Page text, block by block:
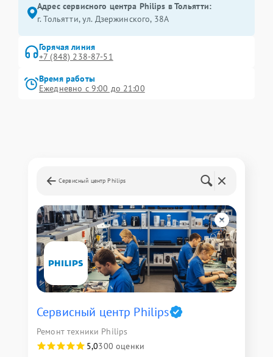
Адрес сервисного центра Philips в Тольятти:
г. Тольятти, ул. Дзержинского, 38А
Горячая линия
+7 (848) 238-87-51
Время работы
Ежедневно с 9:00 до 21:00
Сервисный центр Philips
Сервисный центр Philips
Ремонт техники Philips
5,0300 оценки